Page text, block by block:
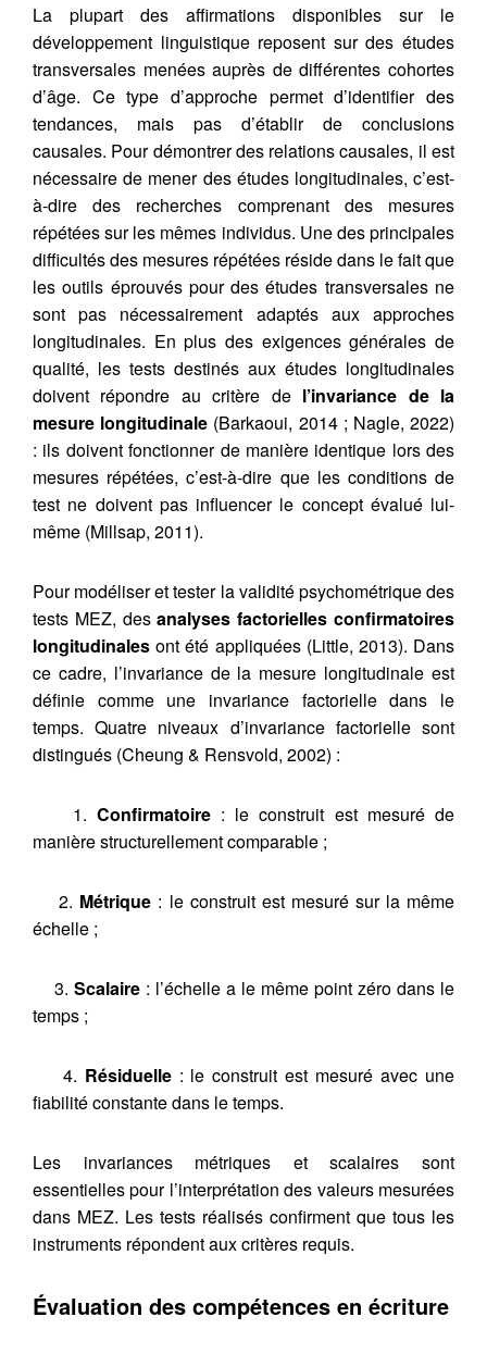
La plupart des affirmations disponibles sur le
développement linguistique reposent sur des études
transversales menées auprès de différentes cohortes
d’âge. Ce type d’approche permet d’identifier des
tendances, mais pas d’établir de conclusions
causales. Pour démontrer des relations causales, il est
nécessaire de mener des études longitudinales, c’est-
à-dire des recherches comprenant des mesures
répétées sur les mêmes individus. Une des principales
difficultés des mesures répétées réside dans le fait que
les outils éprouvés pour des études transversales ne
sont pas nécessairement adaptés aux approches
longitudinales. En plus des exigences générales de
qualité, les tests destinés aux études longitudinales
doivent répondre au critère de l’invariance de la
mesure longitudinale (Barkaoui, 2014 ; Nagle, 2022)
: ils doivent fonctionner de manière identique lors des
mesures répétées, c’est-à-dire que les conditions de
test ne doivent pas influencer le concept évalué lui-
même (Millsap, 2011).
Pour modéliser et tester la validité psychométrique des
tests MEZ, desanalyses factorielles confirmatoires
longitudinales ont été appliquées (Little, 2013). Dans
ce cadre, l’invariance de la mesure longitudinale est
définie comme une invariance factorielle dans le
temps. Quatre niveaux d’invariance factorielle sont
distingués (Cheung & Rensvold, 2002) :
1. Confirmatoire: le construit est mesuré de
manière structurellement comparable ;
2. Métrique : le construit est mesuré sur la même
échelle ;
3. Scalaire : l’échelle a le même point zéro dans le
temps ;
4. Résiduelle: le construit est mesuré avec une
fiabilité constante dans le temps.
Les invariances métriques et scalaires sont
essentielles pour l’interprétation des valeurs mesurées
dans MEZ. Les tests réalisés confirment que tous les
instruments répondent aux critères requis.
Évaluation des compétences en écriture